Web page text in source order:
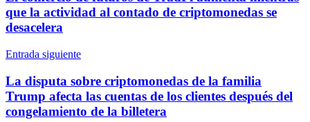
entradas
que la actividad al contado de criptomonedas se
desacelera
Entrada siguiente
La disputa sobre criptomonedas de la familia
Trump afecta las cuentas de los clientes después del
congelamiento de la billetera